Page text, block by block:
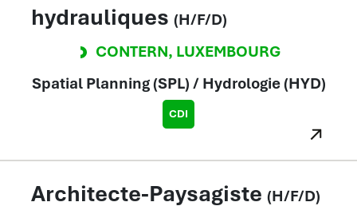
hydrauliques (H/F/D)
CONTERN, LUXEMBOURG
Spatial Planning (SPL) / Hydrologie (HYD)
CDI
Architecte-Paysagiste (H/F/D)